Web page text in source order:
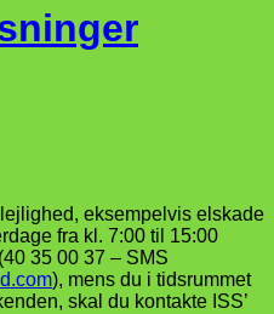
eksempelvis elskade
fra kl. 7:00 til 15:00
35 00 37 – SMS
), mens du i tidsrummet
skal du kontakte ISS’